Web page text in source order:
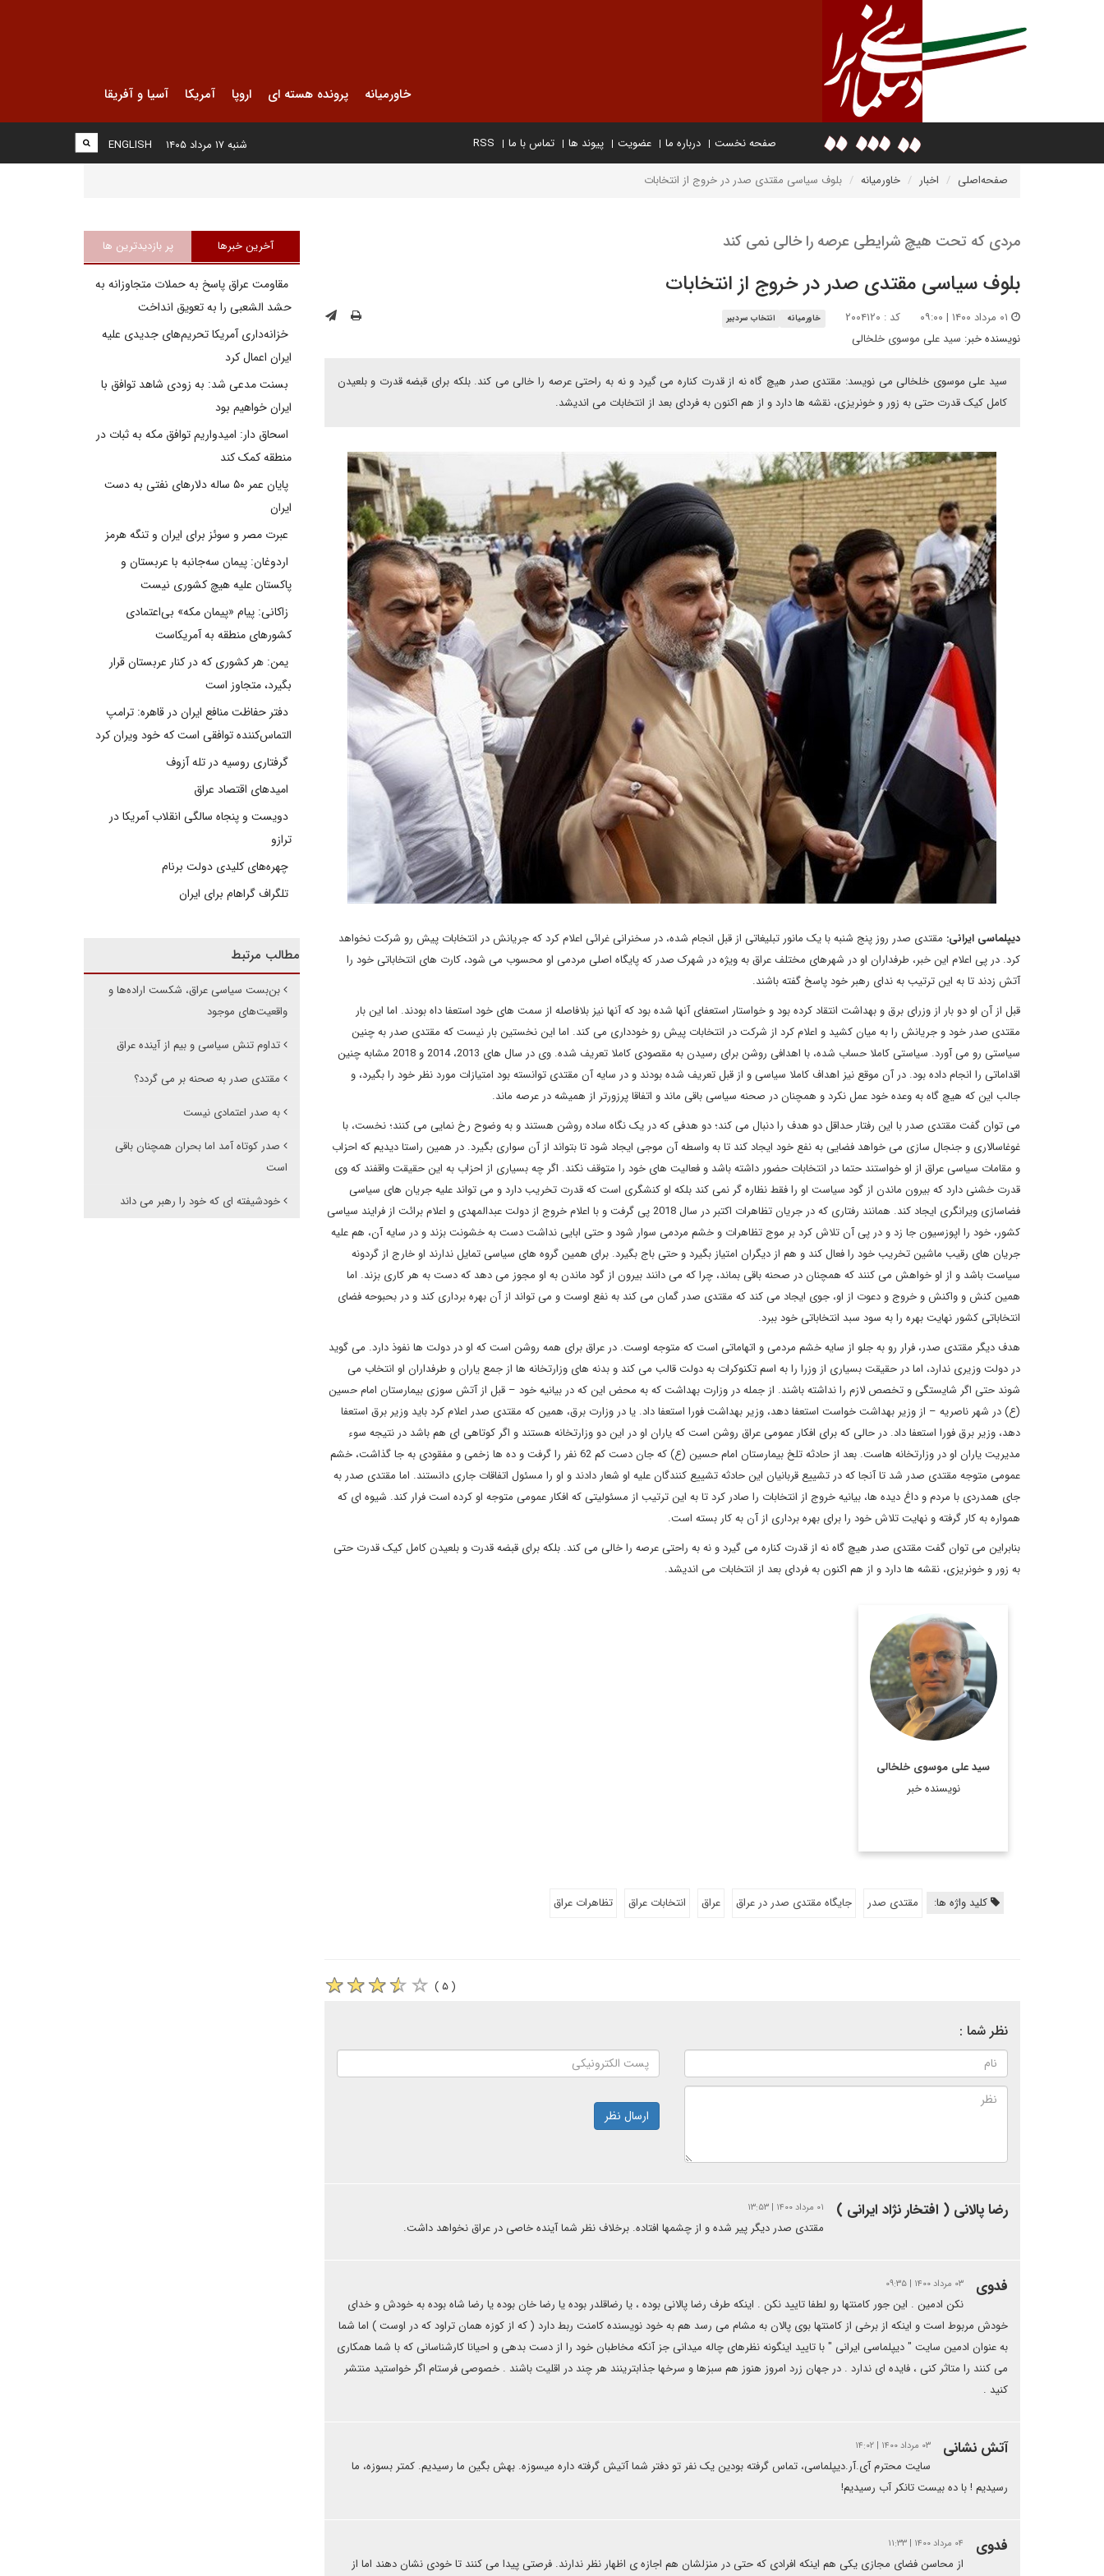
خاورمیانه پرونده هسته ای اروپا آمریکا آسیا و آفریقا
صفحه نخست درباره ما عضویت پیوند ها تماس با ما RSS
ENGLISH شنبه ۱۷ مرداد ۱۴۰۵
صفحه‌اصلی اخبار خاورمیانه بلوف سیاسی مقتدی صدر در خروج از انتخابات
مردی که تحت هیچ شرایطی عرصه را خالی نمی کند
بلوف سیاسی مقتدی صدر در خروج از انتخابات
کد : ۲۰۰۴۱۲۰ خاورمیانه انتخاب سردبیر
نویسنده خبر: سید علی موسوی خلخالی
سید علی موسوی خلخالی می نویسد: مقتدی صدر هیچ گاه نه از قدرت کناره می گیرد و نه به راحتی عرصه را خالی می کند. بلکه برای قبضه قدرت و بلعیدن
کامل کیک قدرت حتی به زور و خونریزی، نقشه ها دارد و از هم اکنون به فردای بعد از انتخابات می اندیشد.
دیپلماسی ایرانی: مقتدی صدر روز پنج شنبه با یک مانور تبلیغاتی از قبل انجام شده، در سخنرانی غرائی اعلام کرد که جریانش در انتخابات پیش رو شرکت نخواهد
کرد. در پی اعلام این خبر، طرفداران او در شهرهای مختلف عراق به ویژه در شهرک صدر که پایگاه اصلی مردمی او محسوب می شود، کارت های انتخاباتی خود را
آتش زدند تا به این ترتیب به ندای رهبر خود پاسخ گفته باشند.
قبل از آن او دو بار از وزرای برق و بهداشت انتقاد کرده بود و خواستار استعفای آنها شده بود که آنها نیز بلافاصله از سمت های خود استعفا داه بودند. اما این بار
مقتدی صدر خود و جریانش را به میان کشید و اعلام کرد از شرکت در انتخابات پیش رو خودداری می کند. اما این نخستین بار نیست که مقتدی صدر به چنین
سیاستی رو می آورد. سیاستی کاملا حساب شده، با اهدافی روشن برای رسیدن به مقصودی کاملا تعریف شده. وی در سال های 2013، 2014 و 2018 مشابه چنین
اقداماتی را انجام داده بود. در آن موقع نیز اهداف کاملا سیاسی و از قبل تعریف شده بودند و در سایه آن مقتدی توانسته بود امتیازات مورد نظر خود را بگیرد، و
جالب این که هیچ گاه به وعده خود عمل نکرد و همچنان در صحنه سیاسی باقی ماند و اتفاقا پرزورتر از همیشه در عرصه ماند.
می توان گفت مقتدی صدر با این رفتار حداقل دو هدف را دنبال می کند؛ دو هدفی که در یک نگاه ساده روشن هستند و به وضوح رخ نمایی می کنند؛ نخست، با
غوغاسالاری و جنجال سازی می خواهد فضایی به نفع خود ایجاد کند تا به واسطه آن موجی ایجاد شود تا بتواند از آن سواری بگیرد. در همین راستا دیدیم که احزاب
و مقامات سیاسی عراق از او خواستند حتما در انتخابات حضور داشته باشد و فعالیت های خود را متوقف نکند. اگر چه بسیاری از احزاب به این حقیقت واقفند که وی
قدرت خشنی دارد که بیرون ماندن از گود سیاست او را فقط نظاره گر نمی کند بلکه او کنشگری است که قدرت تخریب دارد و می تواند علیه جریان های سیاسی
فضاسازی ویرانگری ایجاد کند. همانند رفتاری که در جریان تظاهرات اکتبر در سال 2018 پی گرفت و با اعلام خروج از دولت عبدالمهدی و اعلام برائت از فرایند سیاسی
کشور، خود را اپوزسیون جا زد و در پی آن تلاش کرد بر موج تظاهرات و خشم مردمی سوار شود و حتی ابایی نداشت دست به خشونت بزند و در سایه آن، هم علیه
جریان های رقیب ماشین تخریب خود را فعال کند و هم از دیگران امتیاز بگیرد و حتی باج بگیرد. برای همین گروه های سیاسی تمایل ندارند او خارج از گردونه
سیاست باشد و از او خواهش می کنند که همچنان در صحنه باقی بماند، چرا که می دانند بیرون از گود ماندن به او مجوز می دهد که دست به هر کاری بزند. اما
همین کنش و واکنش و خروج و دعوت از او، جوی ایجاد می کند که مقتدی صدر گمان می کند به نفع اوست و می تواند از آن بهره برداری کند و در بحبوحه فضای
انتخاباتی کشور نهایت بهره را به سود سبد انتخاباتی خود ببرد.
هدف دیگر مقتدی صدر، فرار رو به جلو از سایه خشم مردمی و اتهاماتی است که متوجه اوست. در عراق برای همه روشن است که او در دولت ها نفوذ دارد. می گوید
در دولت وزیری ندارد، اما در حقیقت بسیاری از وزرا را به اسم تکنوکرات به دولت قالب می کند و بدنه های وزارتخانه ها از جمع یاران و طرفداران او انتخاب می
شوند حتی اگر شایستگی و تخصص لازم را نداشته باشند. از جمله در وزارت بهداشت که به محض این که در بیانیه خود – قبل از آتش سوزی بیمارستان امام حسین
(ع) در شهر ناصریه – از وزیر بهداشت خواست استعفا دهد، وزیر بهداشت فورا استعفا داد. یا در وزارت برق، همین که مقتدی صدر اعلام کرد باید وزیر برق استعفا
دهد، وزیر برق فورا استعفا داد. در حالی که برای افکار عمومی عراق روشن است که یاران او در این دو وزارتخانه هستند و اگر کوتاهی ای هم باشد در نتیجه سوء
مدیریت یاران او در وزارتخانه هاست. بعد از حادثه تلخ بیمارستان امام حسین (ع) که جان دست کم 62 نفر را گرفت و ده ها زخمی و مفقودی به جا گذاشت، خشم
عمومی متوجه مقتدی صدر شد تا آنجا که در تشییع قربانیان این حادثه تشییع کنندگان علیه او شعار دادند و او را مسئول اتفاقات جاری دانستند. اما مقتدی صدر به
جای همدردی با مردم و داغ دیده ها، بیانیه خروج از انتخابات را صادر کرد تا به این ترتیب از مسئولیتی که افکار عمومی متوجه او کرده است فرار کند. شیوه ای که
همواره به کار گرفته و نهایت تلاش خود را برای بهره برداری از آن به کار بسته است.
بنابراین می توان گفت مقتدی صدر هیچ گاه نه از قدرت کناره می گیرد و نه به راحتی عرصه را خالی می کند. بلکه برای قبضه قدرت و بلعیدن کامل کیک قدرت حتی
به زور و خونریزی، نقشه ها دارد و از هم اکنون به فردای بعد از انتخابات می اندیشد.
سید علی موسوی خلخالی
نویسنده خبر
روزنامه نگار، نویسنده،
مترجم و سردبیر دیپلماسی
ایرانی.
اطلاعات بیشتر
کلید واژه ها: مقتدی صدر جایگاه مقتدی صدر در عراق عراق انتخابات عراق تظاهرات عراق
( ۵ )
نظر شما :
ارسال نظر
رضا پالانی ( افتخار نژاد ایرانی ) ۰۱ مرداد ۱۴۰۰ | ۱۳:۵۳
مقتدی صدر دیگر پیر شده و از چشمها افتاده. برخلاف نظر شما آینده خاصی در عراق نخواهد داشت.
فدوی ۰۳ مرداد ۱۴۰۰ | ۰۹:۳۵
نکن ادمین . این جور کامنتها رو لطفا تایید نکن . اینکه طرف رضا پالانی بوده ، یا رضاقلدر بوده یا رضا خان بوده یا رضا شاه بوده به خودش و خدای
خودش مربوط است و اینکه از برخی از کامنتها بوی پالان به مشام می رسد هم به خود نویسنده کامنت ربط دارد ( که از کوزه همان تراود که در اوست ) اما شما
به عنوان ادمین سایت " دیپلماسی ایرانی " با تایید اینگونه نظرهای چاله میدانی جز آنکه مخاطبان خود را از دست بدهی و احیانا کارشناسانی که با شما همکاری
می کنند را متاثر کنی ، فایده ای ندارد . در جهان زرد امروز هنوز هم سبزها و سرخها جذابترینند هر چند در اقلیت باشند . خصوصی فرستام اگر خواستید منتشر
کنید .
آتش نشانی ۰۳ مرداد ۱۴۰۰ | ۱۴:۰۲
سایت محترم آی.آر.دیپلماسی، تماس گرفته بودین یک نفر تو دفتر شما آتیش گرفته داره میسوزه. بهش بگین ما رسیدیم. کمتر بسوزه، ما
رسیدیم ! با ده بیست تانکر آب رسیدیم!
فدوی ۰۴ مرداد ۱۴۰۰ | ۱۱:۳۳
از محاسن فضای مجازی یکی هم اینکه افرادی که حتی در منزلشان هم اجازه ی اظهار نظر ندارند. فرصتی پیدا می کنند تا خودی نشان دهند اما از
آخرین خبرها پر بازدیدترین ها
مقاومت عراق پاسخ به حملات متجاوزانه به
حشد الشعبی را به تعویق انداخت
خزانه‌داری آمریکا تحریم‌های جدیدی علیه
ایران اعمال کرد
بسنت مدعی شد: به زودی شاهد توافق با
ایران خواهیم بود
اسحاق دار: امیدواریم توافق مکه به ثبات در
منطقه کمک کند
پایان عمر ۵۰ ساله دلارهای نفتی به دست
ایران
عبرت مصر و سوئز برای ایران و تنگه هرمز
اردوغان: پیمان سه‌جانبه با عربستان و
پاکستان علیه هیچ کشوری نیست
زاکانی: پیام «پیمان مکه» بی‌اعتمادی
کشورهای منطقه به آمریکاست
یمن: هر کشوری که در کنار عربستان قرار
بگیرد، متجاوز است
دفتر حفاظت منافع ایران در قاهره: ترامپ
التماس‌کننده توافقی است که خود ویران کرد
گرفتاری روسیه در تله آزوف
امیدهای اقتصاد عراق
دویست و پنجاه سالگی انقلاب آمریکا در
ترازو
چهره‌های کلیدی دولت برنام
تلگراف گراهام برای ایران
مطالب مرتبط
بن‌بست سیاسی عراق، شکست اراده‌ها و
واقعیت‌های موجود
تداوم تنش سیاسی و بیم از آینده عراق
مقتدی صدر به صحنه بر می گردد؟
به صدر اعتمادی نیست
صدر کوتاه آمد اما بحران همچنان باقی
است
خودشیفته ای که خود را رهبر می داند